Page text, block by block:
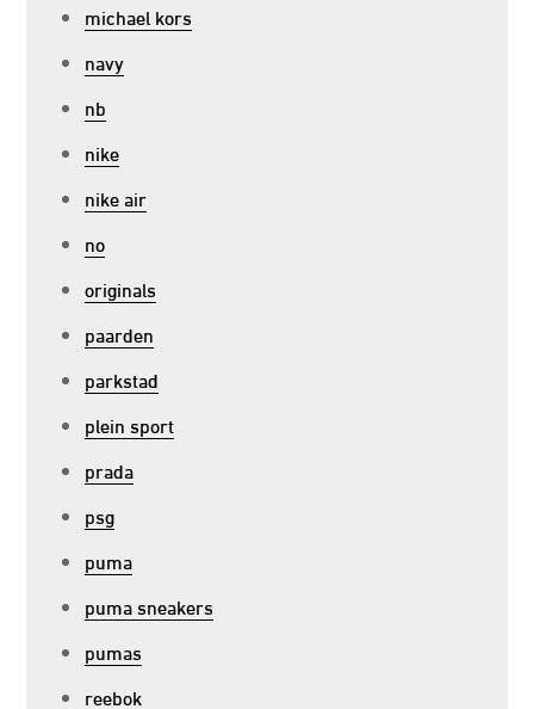
michael kors
navy
nb
nike
nike air
no
originals
paarden
parkstad
plein sport
prada
psg
puma
puma sneakers
pumas
reebok